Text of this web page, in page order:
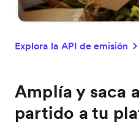
Explora la API de emisión
Amplía y saca
partido a tu